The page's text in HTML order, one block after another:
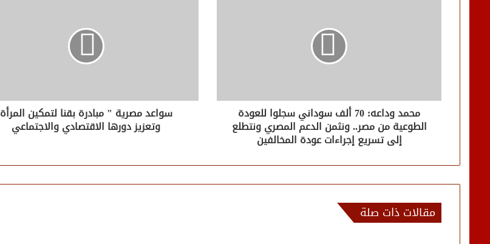
محمد وداعه: 70 ألف سوداني سجلوا للعودة
الطوعية من مصر.. ونثمن الدعم المصري ونتطلع
إلى تسريع إجراءات عودة المخالفين
سواعد مصرية " مبادرة بقنا لتمكين المرأة
وتعزيز دورها الاقتصادي والاجتماعي
مقالات ذات صلة